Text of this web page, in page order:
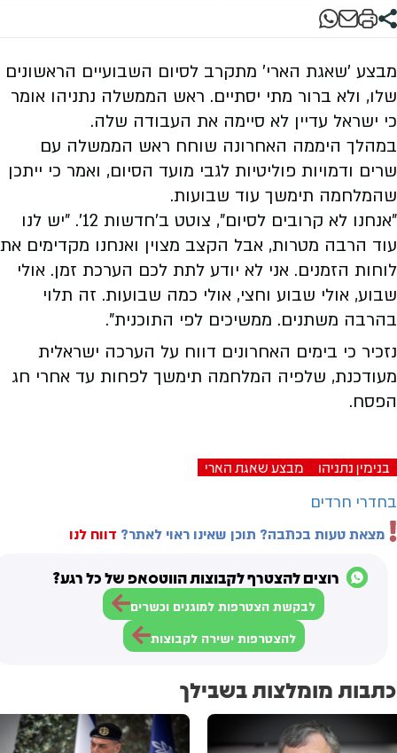
מבצע 'שאגת הארי' מתקרב לסיום השבועיים הראשונים
שלו, ולא ברור מתי יסתיים. ראש הממשלה נתניהו אומר
כי ישראל עדיין לא סיימה את העבודה שלה.
במהלך היממה האחרונה שוחח ראש הממשלה עם
שרים ודמויות פוליטיות לגבי מועד הסיום, ואמר כי ייתכן
שהמלחמה תימשך עוד שבועות.
"אנחנו לא קרובים לסיום", צוטט ב'חדשות 12'. "יש לנו
עוד הרבה מטרות, אבל הקצב מצוין ואנחנו מקדימים את
לוחות הזמנים. אני לא יודע לתת לכם הערכת זמן. אולי
שבוע, אולי שבוע וחצי, אולי כמה שבועות. זה תלוי
בהרבה משתנים. ממשיכים לפי התוכנית".
נזכיר כי בימים האחרונים דווח על הערכה ישראלית
מעודכנת, שלפיה המלחמה תימשך לפחות עד אחרי חג
הפסח.
בנימין נתניהו מבצע שאגת הארי
בחדרי חרדים
מצאת טעות בכתבה? תוכן שאינו ראוי לאתר? דווח לנו
רוצים להצטרף לקבוצות הווטסאפ של כל רגע?
לבקשת הצטרפות למוגנים וכשרים
להצטרפות ישירה לקבוצות
כתבות מומלצות בשבילך